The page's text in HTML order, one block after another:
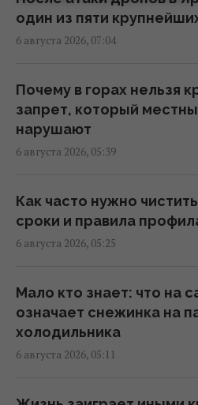
В Ярославле после
(видео)
07:26 четверг, 06 августа 2026
Гороскоп на 6 августа
07:20 четверг, 06 августа 2026
Гороскоп на 6 августа:
перенапряжение
07:10 четверг, 06 августа 2026
Магнитные бури 6-8
один из пяти
6 августа 2026, 07:04
Почему в горах нельзя
запрет, который
нарушают
6 августа 2026, 05:39
Как часто нужно
сроки и правила
6 августа 2026, 05:25
Мало кто знает: что на
означает снежинка на
холодильника
6 августа 2026, 05:11